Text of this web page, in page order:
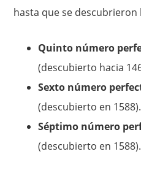
hasta que se descubrieron
Quinto número
(descubierto hacia
Sexto número
(descubierto en 1588).
Séptimo número
(descubierto en 1588).